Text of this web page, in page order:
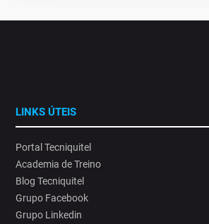
LINKS ÚTEIS
Portal Tecniquitel
Academia de Treino
Blog Tecniquitel
Grupo Facebook
Grupo Linkedin